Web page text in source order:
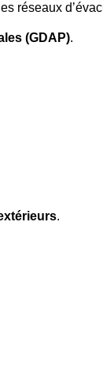
réseaux
(GDAP).
.